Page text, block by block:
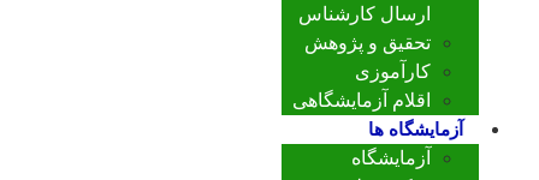
ارسال کارشناس
تحقیق و پژوهش
کارآموزی
اقلام آزمایشگاهی
آزمایشگاه ها
آزمایشگاه